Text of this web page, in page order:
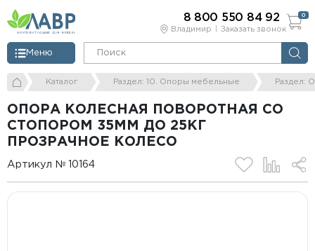
Владимир Заказать звонок
Меню
8 800 550 84 92 0
Каталог Раздел: 10. Опоры мебельные Раздел:
ОПОРА КОЛЕСНАЯ ПОВОРОТНАЯ СО
СТОПОРОМ 35ММ ДО 25КГ
ПРОЗРАЧНОЕ КОЛЕСО
Артикул № 10164